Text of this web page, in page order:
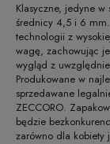
Klasyczne, jedyne
średnicy 4,5 i 6
technologii z
wagę, zachowując
wygląd z
Produkowane w
sprzedawane
ZECCORO.
będzie
zarówno dla kobiety